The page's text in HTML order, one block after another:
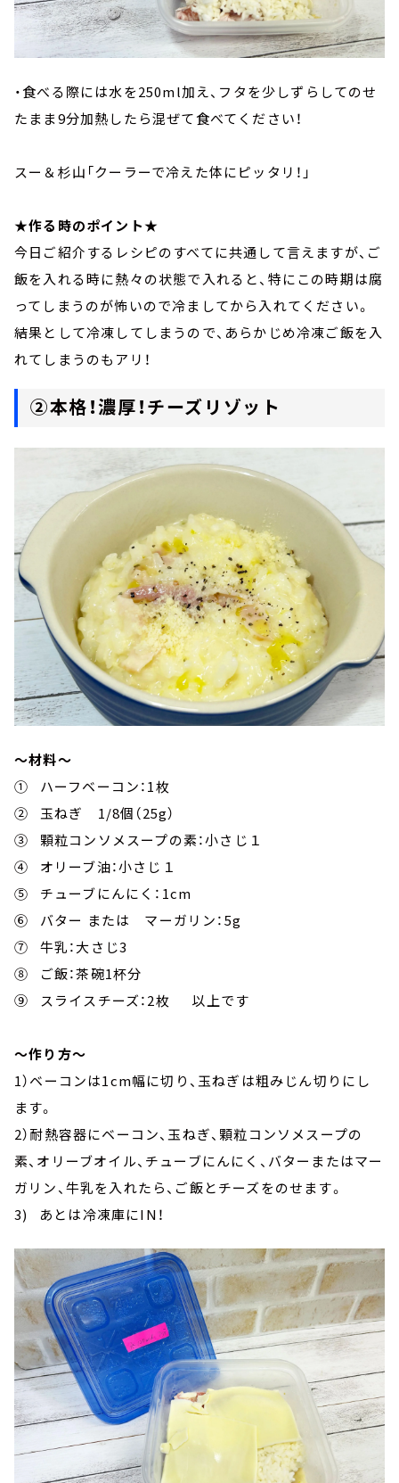
・食べる際には水を250ml加え、フタを少しずらしてのせ
たまま9分加熱したら混ぜて食べてください！
スー＆杉山「クーラーで冷えた体にピッタリ！」
★作る時のポイント★
今日ご紹介するレシピのすべてに共通して言えますが、ご
飯を入れる時に熱々の状態で入れると、特にこの時期は腐
ってしまうのが怖いので冷ましてから入れてください。
結果として冷凍してしまうので、あらかじめ冷凍ご飯を入
れてしまうのもアリ！
②本格！濃厚！チーズリゾット
～材料～
① ハーフベーコン：1枚
② 玉ねぎ 1/8個（25g）
③ 顆粒コンソメスープの素：小さじ１
④ オリーブ油：小さじ１
⑤ チューブにんにく：1cm
⑥ バター または マーガリン：5g
⑦ 牛乳：大さじ3
⑧ ご飯：茶碗1杯分
⑨ スライスチーズ：2枚 以上です
～作り方～
1）ベーコンは1cm幅に切り、玉ねぎは粗みじん切りにし
ます。
2）耐熱容器にベーコン、玉ねぎ、顆粒コンソメスープの
素、オリーブオイル、チューブにんにく、バターまたはマー
ガリン、牛乳を入れたら、ご飯とチーズをのせます。
3) あとは冷凍庫にIN！